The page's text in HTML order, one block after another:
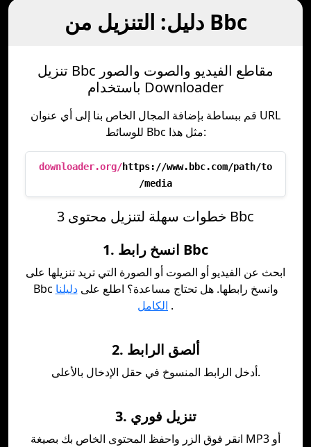
دليل: التنزيل من Bbc
تنزيل Bbc مقاطع الفيديو والصوت والصور
باستخدام Downloader
قم ببساطة بإضافة المجال الخاص بنا إلى أي عنوان URL
للوسائط Bbc مثل هذا:
downloader.org/https://www.bbc.com/path/to
/media
3 خطوات سهلة لتنزيل محتوى Bbc
1. انسخ رابط Bbc
ابحث عن الفيديو أو الصوت أو الصورة التي تريد تنزيلها على
Bbc وانسخ رابطها. هل تحتاج مساعدة؟ اطلع علىدليلنا
الكامل .
2. ألصق الرابط
أدخل الرابط المنسوخ في حقل الإدخال بالأعلى.
3. تنزيل فوري
انقر فوق الزر واحفظ المحتوى الخاص بك بصيغة MP3 أو